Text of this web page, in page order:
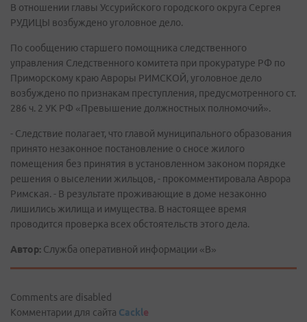
В отношении главы Уссурийского городского округа Сергея
РУДИЦЫ возбуждено уголовное дело.
По сообщению старшего помощника следственного
управления Следственного комитета при прокуратуре РФ по
Приморскому краю Авроры РИМСКОЙ, уголовное дело
возбуждено по признакам преступления, предусмотренного ст.
286 ч. 2 УК РФ «Превышение должностных полномочий».
- Следствие полагает, что главой муниципального образования
принято незаконное постановление о сносе жилого
помещения без принятия в установленном законом порядке
решения о выселении жильцов, - прокомментировала Аврора
Римская. - В результате проживающие в доме незаконно
лишились жилища и имущества. В настоящее время
проводится проверка всех обстоятельств этого дела.
Автор: Служба оперативной информации «В»
Comments are disabled
Комментарии для сайта Cackle